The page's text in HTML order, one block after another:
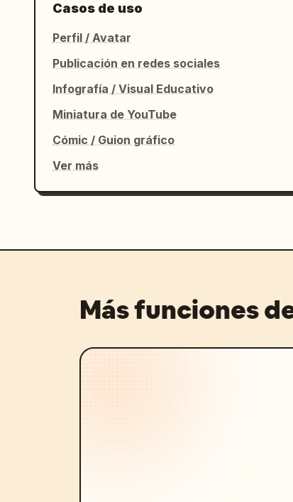
Casos de uso
Perfil / Avatar
Publicación en redes sociales
Infografía / Visual Educativo
Miniatura de YouTube
Cómic / Guion gráfico
Ver más
Más funciones